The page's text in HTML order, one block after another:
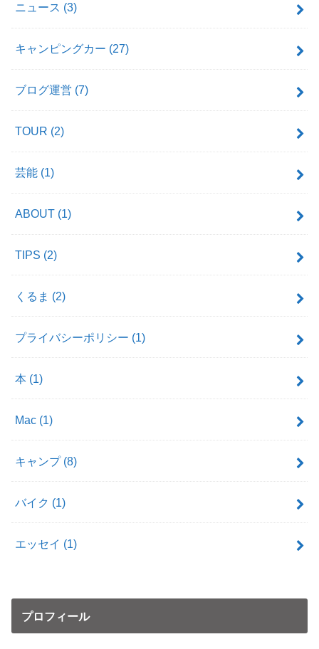
ニュース (3)
キャンピングカー (27)
ブログ運営 (7)
TOUR (2)
芸能 (1)
ABOUT (1)
TIPS (2)
くるま (2)
プライバシーポリシー (1)
本 (1)
Mac (1)
キャンプ (8)
バイク (1)
エッセイ (1)
プロフィール